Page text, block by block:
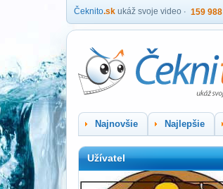
Čeknito.sk ukáž svoje video 159 988
Najnovšie Najlepšie
Užívatel